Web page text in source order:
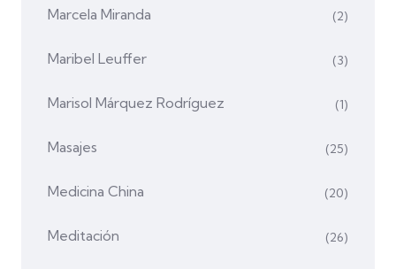
Marcela Miranda (2)
Maribel Leuffer (3)
Marisol Márquez Rodríguez (1)
Masajes (25)
Medicina China (20)
Meditación (26)